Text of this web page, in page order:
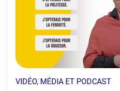
VIDÉO, MÉDIA ET PODCAST